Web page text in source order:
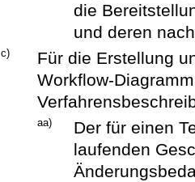
die
und deren
c)
Für die Erstellung
Workflow-
aa)
Der für einen
laufenden